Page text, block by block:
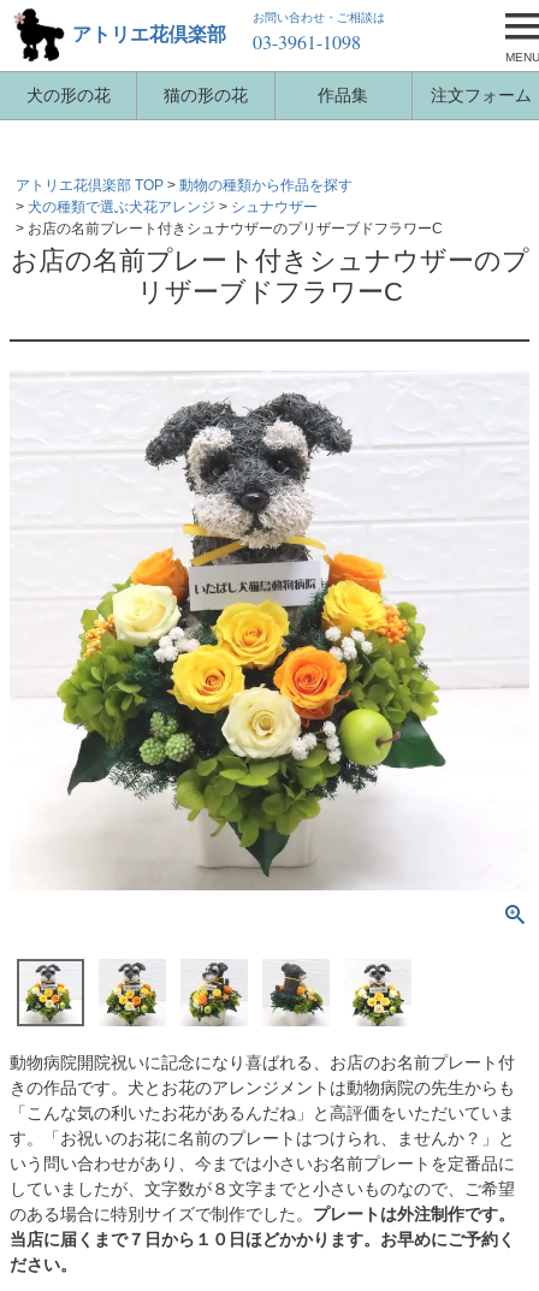
犬の形の花 猫の形の花 作品集 注文フォーム
アトリエ花倶楽部
お問い合わせ・ご相談は
03-3961-1098
MENU
アトリエ花倶楽部 TOP
動物の種類から作品を探す
犬の種類で選ぶ犬花アレンジ
シュナウザー
お店の名前プレート付きシュナウザーのプリザーブドフラワーC
お店の名前プレート付きシュナウザーのプ
リザーブドフラワーC
動物病院開院祝いに記念になり喜ばれる、お店のお名前プレート付
きの作品です。犬とお花のアレンジメントは動物病院の先生からも
「こんな気の利いたお花があるんだね」と高評価をいただいていま
す。「お祝いのお花に名前のプレートはつけられ、ませんか？」と
いう問い合わせがあり、今までは小さいお名前プレートを定番品に
していましたが、文字数が８文字までと小さいものなので、ご希望
のある場合に特別サイズで制作でした。 プレートは外注制作です。
当店に届くまで７日から１０日ほどかかります。お早めにご予約く
ださい。